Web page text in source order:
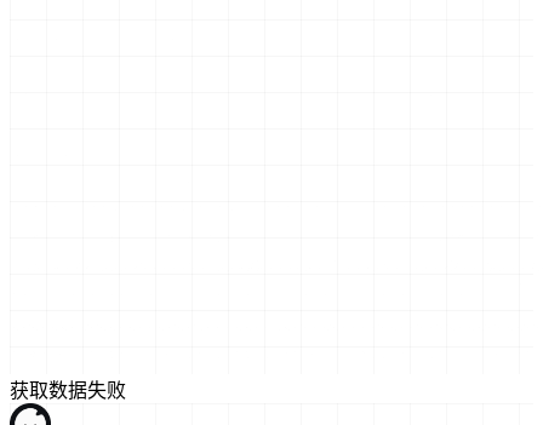
获取数据失败